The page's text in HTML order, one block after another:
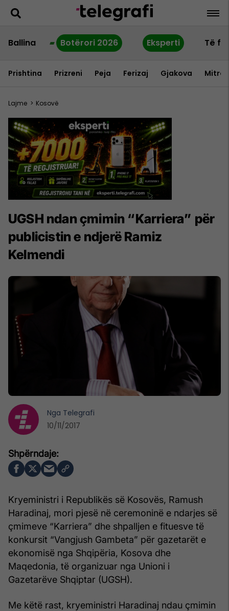
Ballina Botërori 2026 Eksperti Të
Prishtina Prizreni Peja Ferizaj Gjakova
Lajme > Kosovë
UGSH ndan çmimin “Karriera” për
publicistin e ndjerë Ramiz
Kelmendi
Kryeministri i Republikës së Kosovës, Ramush
Haradinaj, mori pjesë në ceremoninë e ndarjes së
çmimeve “Karriera” dhe shpalljen e fituesve të
konkursit “Vangjush Gambeta” për gazetarët e
ekonomisë nga Shqipëria, Kosova dhe
Maqedonia, të organizuar nga Unioni i
Gazetarëve Shqiptar (UGSH).
Me këtë rast, kryeministri Haradinaj ndau çmimin
Nga Telegrafi
10/11/2017